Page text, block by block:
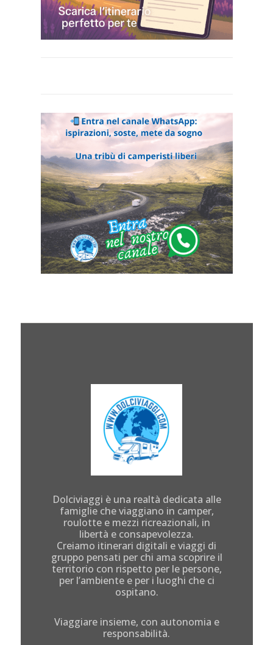
Dolciviaggi è una realtà dedicata alle
famiglie che viaggiano in camper,
roulotte e mezzi ricreazionali, in
libertà e consapevolezza.
Creiamo itinerari digitali e viaggi di
gruppo pensati per chi ama scoprire il
territorio con rispetto per le persone,
per l’ambiente e per i luoghi che ci
ospitano.
Viaggiare insieme, con autonomia e
responsabilità.